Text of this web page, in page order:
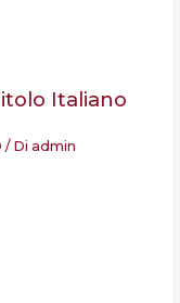
Italiano
/ Di admin